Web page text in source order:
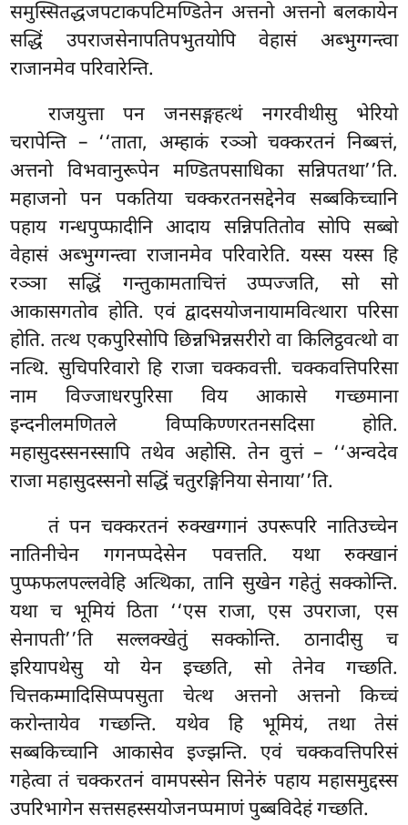
समुस्सितद्धजपटाकपटिमण्डितेन अत्तनो अत्तनो बलकायेन
सद्धिं उपराजसेनापतिपभुतयोपि वेहासं अब्भुग्गन्त्वा
राजानमेव परिवारेन्ति.
राजयुत्ता पन जनसङ्गहत्थं नगरवीथीसु भेरियो
चरापेन्ति – ‘‘ताता, अम्हाकं रञ्ञो चक्करतनं निब्बत्तं,
अत्तनो विभवानुरूपेन मण्डितपसाधिका सन्निपतथा’’ति.
महाजनो पन पकतिया चक्करतनसद्देनेव सब्बकिच्चानि
पहाय गन्धपुप्फादीनि आदाय सन्निपतितोव सोपि सब्बो
वेहासं अब्भुग्गन्त्वा राजानमेव परिवारेति. यस्स यस्स हि
रञ्ञा सद्धिं गन्तुकामताचित्तं उप्पज्जति, सो सो
आकासगतोव होति. एवं द्वादसयोजनायामवित्थारा परिसा
होति. तत्थ एकपुरिसोपि छिन्नभिन्नसरीरो वा किलिट्ठवत्थो वा
नत्थि. सुचिपरिवारो हि राजा चक्कवत्ती. चक्कवत्तिपरिसा
नाम विज्जाधरपुरिसा विय आकासे गच्छमाना
इन्दनीलमणितले विप्पकिण्णरतनसदिसा होति.
महासुदस्सनस्सापि तथेव अहोसि. तेन वुत्तं – ‘‘अन्वदेव
राजा महासुदस्सनो सद्धिं चतुरङ्गिनिया सेनाया’’ति.
तं पन चक्करतनं रुक्खग्गानं उपरूपरि नातिउच्चेन
नातिनीचेन गगनप्पदेसेन पवत्तति. यथा रुक्खानं
पुप्फफलपल्लवेहि अत्थिका, तानि सुखेन गहेतुं सक्कोन्ति.
यथा च भूमियं ठिता ‘‘एस राजा, एस उपराजा, एस
सेनापती’’ति सल्लक्खेतुं सक्कोन्ति. ठानादीसु च
इरियापथेसु यो येन इच्छति, सो तेनेव गच्छति.
चित्तकम्मादिसिप्पपसुता चेत्थ अत्तनो अत्तनो किच्चं
करोन्तायेव गच्छन्ति. यथेव हि भूमियं, तथा तेसं
सब्बकिच्चानि आकासेव इज्झन्ति. एवं चक्कवत्तिपरिसं
गहेत्वा तं चक्करतनं वामपस्सेन सिनेरुं पहाय महासमुद्दस्स
उपरिभागेन सत्तसहस्सयोजनप्पमाणं पुब्बविदेहं गच्छति.